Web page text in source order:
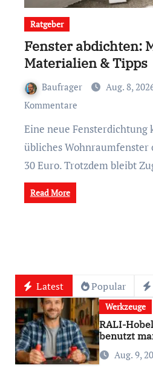
Ratgeber
Fenster abdichten:
Materialien & Tipps
Baufrager Aug. 8,
Kommentare
Eine neue Fensterdichtung kostet für ein
übliches Wohnraumfenster
30 Euro. Trotzdem bleibt
Read More
Latest Popular
Werkzeuge
RALI-
benutzt
Aug. 9,